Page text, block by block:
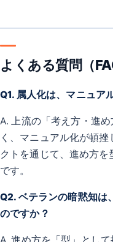
よくある質問（
Q1. 属人化は、マニュア
A. 上流の「考え方・進
く、マニュアル化が頓
クトを通じて、進め方
です。
Q2. ベテランの暗黙知は
のですか？